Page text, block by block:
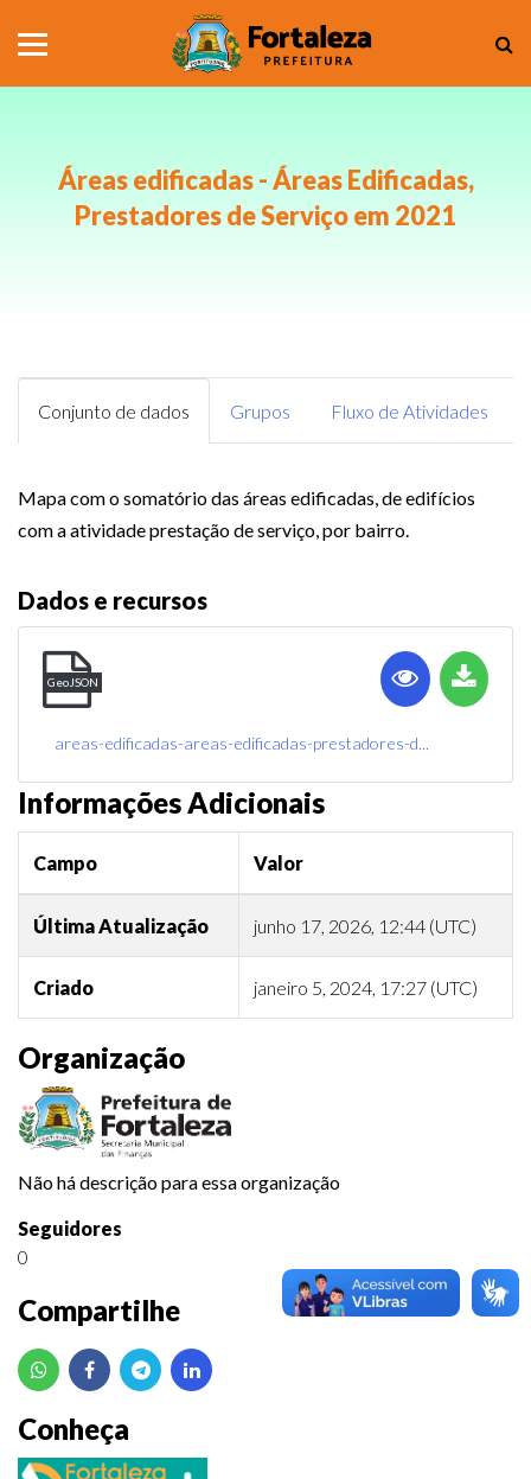
Áreas edificadas - Áreas Edificadas,
Prestadores de Serviço em 2021
Organização
Não há descrição para essa organização
Seguidores
0
Compartilhe
Conheça
Conjunto de dados Grupos Fluxo de Atividades
Mapa com o somatório das áreas edificadas, de edifícios
com a atividade prestação de serviço, por bairro.
Dados e recursos
GeoJSON
areas-edificadas-areas-edificadas-prestadores-d...
Informações Adicionais
Campo Valor
Última Atualização junho 17, 2026, 12:44 (UTC)
Criado janeiro 5, 2024, 17:27 (UTC)